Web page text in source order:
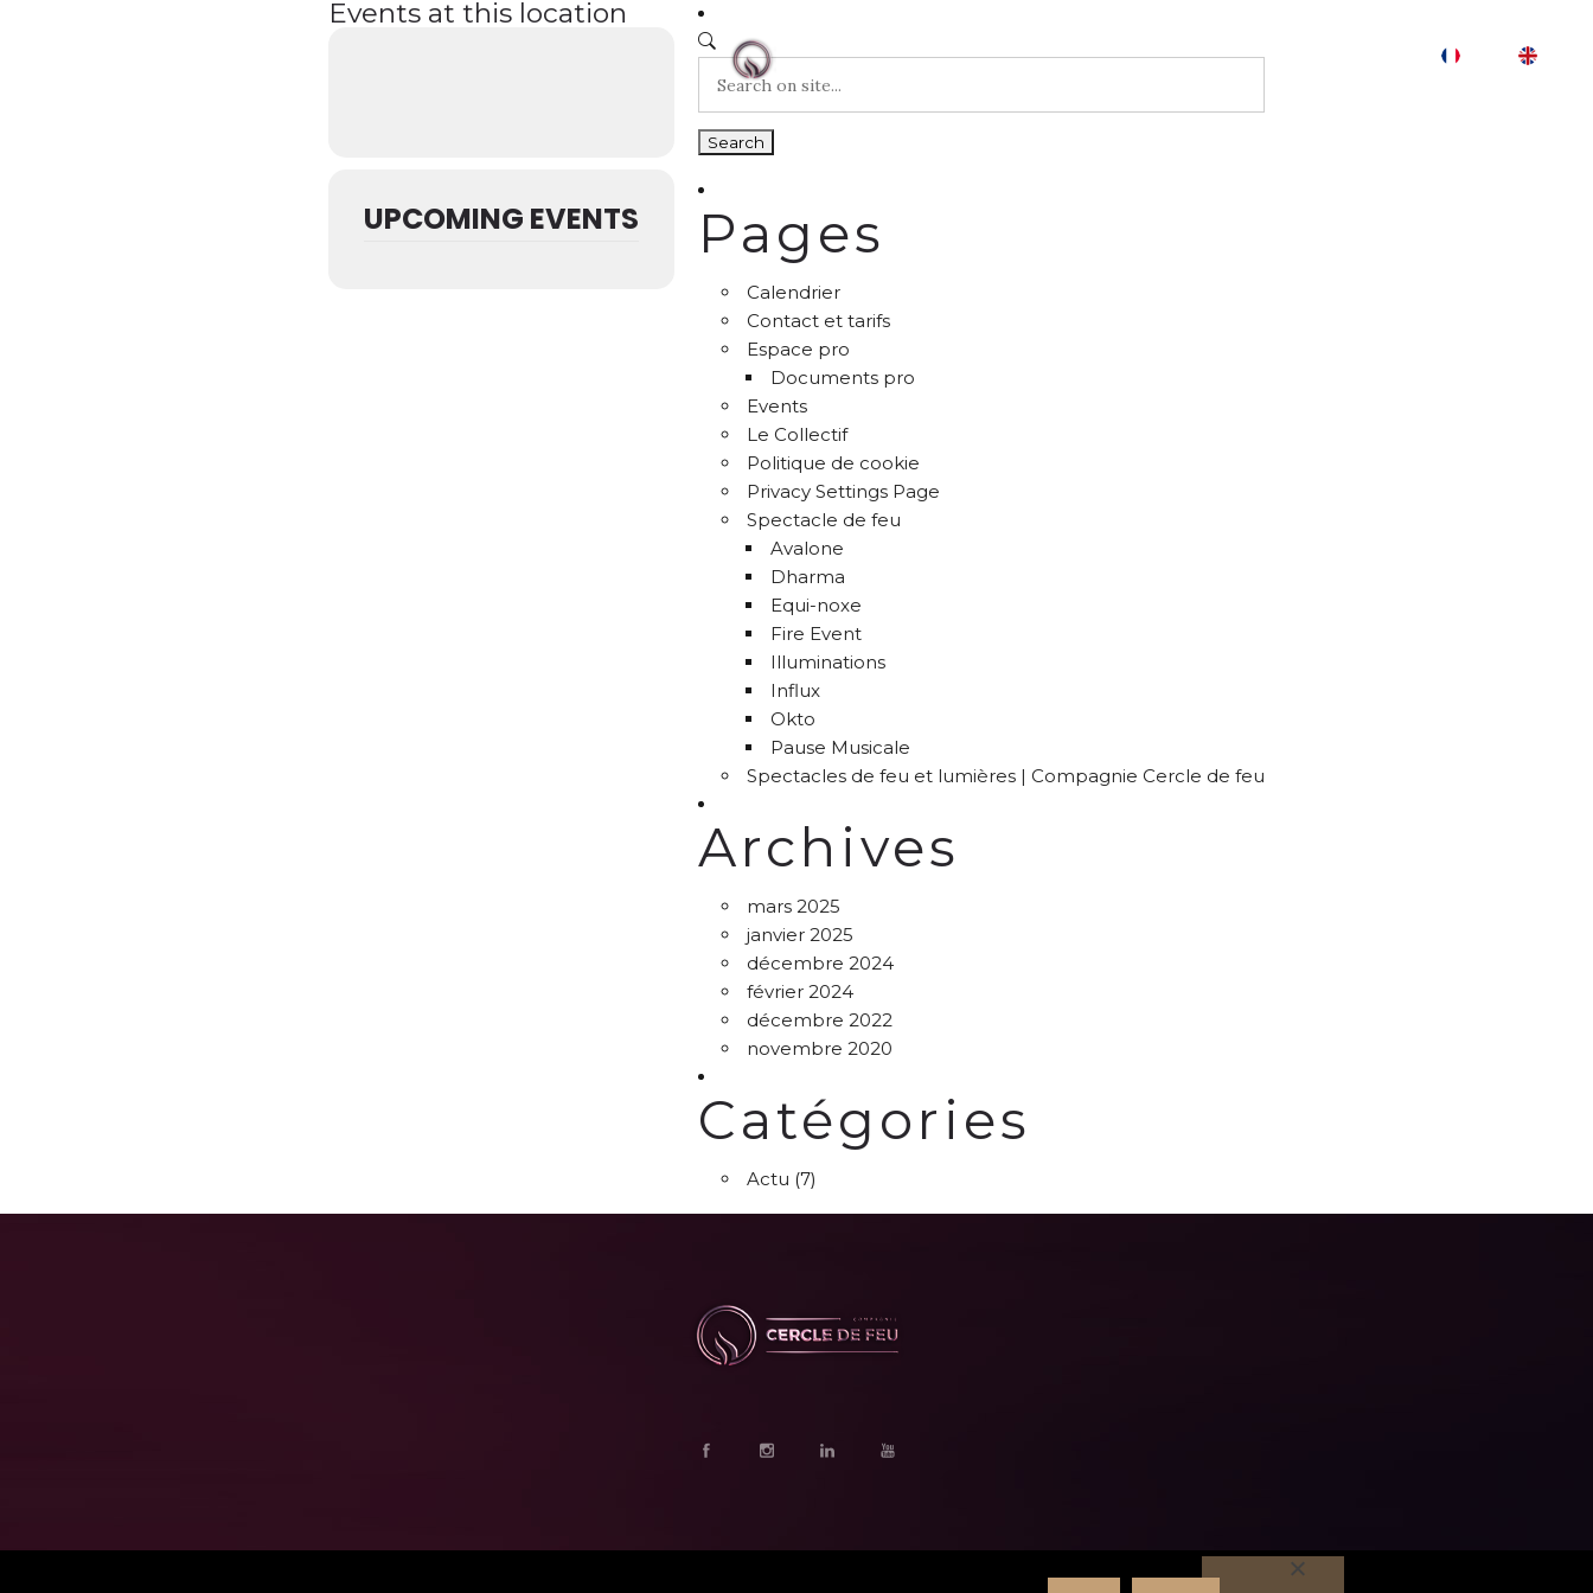
Events at this location
UPCOMING EVENTS Pages
Calendrier
Contact et tarifs
Espace pro
Documents pro
Events
Le Collectif
Politique de cookie
Privacy Settings Page
Spectacle de feu
Avalone
Dharma
Equi-noxe
Fire Event
Illuminations
Influx
Okto
Pause Musicale
Spectacles de feu et lumières | Compagnie Cercle de feu
Archives
mars 2025
janvier 2025
décembre 2024
février 2024
décembre 2022
novembre 2020
Catégories
Actu (7)